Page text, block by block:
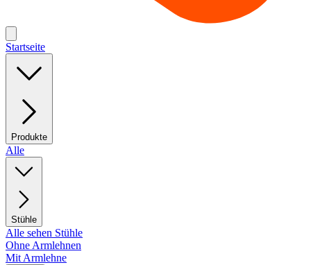
Startseite
Produkte
Alle
Stühle
Alle sehen Stühle
Ohne Armlehnen
Mit Armlehne